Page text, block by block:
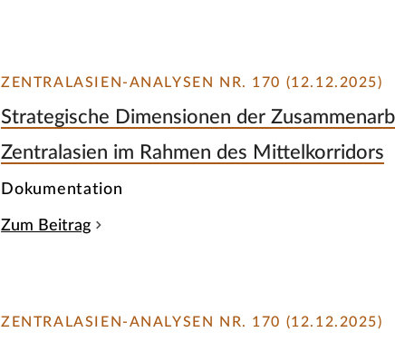
ZENTRALASIEN-ANALYSEN NR. 170 (12.12.2025)
Strategische Dimensionen der
Zentralasien im Rahmen des Mittelkorridors
Dokumentation
Zum Beitrag
ZENTRALASIEN-ANALYSEN NR. 170 (12.12.2025)